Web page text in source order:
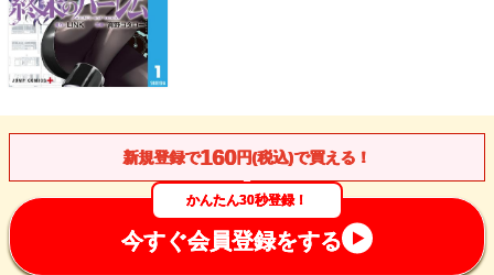
新規登録で160円(税込)で買える！
かんたん30秒登録！
今すぐ会員登録をする